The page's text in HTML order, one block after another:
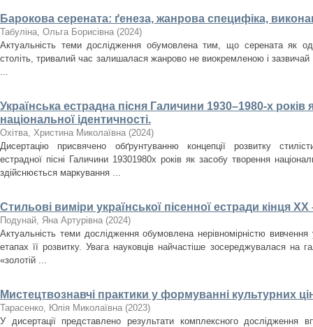
Барокова серената: ґенеза, жанрова специфіка,
Табуліна, Ольга Борисівна (2024)
Актуальність теми дослідження обумовлена тим, що серената як
століть, тривалий час залишалася жанрово не виокремленою і зазвичай
...
Українська естрадна пісня Галичини 1930–1980-­х років
національної ідентичності.
Охітва, Христина Миколаївна (2024)
Дисертацію присвячено обґрунтуванню концепції розвитку
естрадної пісні Галичини 1930­1980­х років як засобу творення
здійснюється маркування ...
Стильові виміри української пісенної естради кінця ХХ
Подунай, Яна Артурівна (2024)
Актуальність теми дослідження обумовлена нерівномірністю вивчення
етапах її розвитку. Увага науковців найчастіше зосереджувалася на
«золотій ...
Мистецтвознавчі практики у формуванні культурних
Тарасенко, Юлія Миколаївна (2023)
У дисертації представлено результати комплексного дослідження